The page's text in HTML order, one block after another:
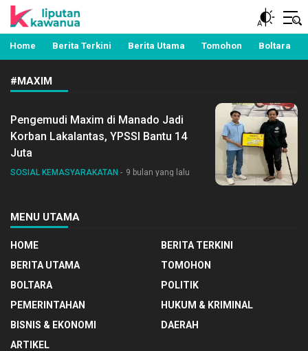
Liputan Kawanua
Berita Manado, Sulawesi Utara, Kawanua, Politik,
Pemerintahan, Hukum Kriminal dan Nasional
Home Berita Terkini Berita Utama Tomohon Boltara
#MAXIM
Pengemudi Maxim di Manado Jadi
Korban Lakalantas, YPSSI Bantu 14
Juta
SOSIAL KEMASYARAKATAN 9 bulan yang lalu
MENU UTAMA
HOME
BERITA TERKINI
BERITA UTAMA
TOMOHON
BOLTARA
POLITIK
PEMERINTAHAN
HUKUM & KRIMINAL
BISNIS & EKONOMI
DAERAH
ARTIKEL